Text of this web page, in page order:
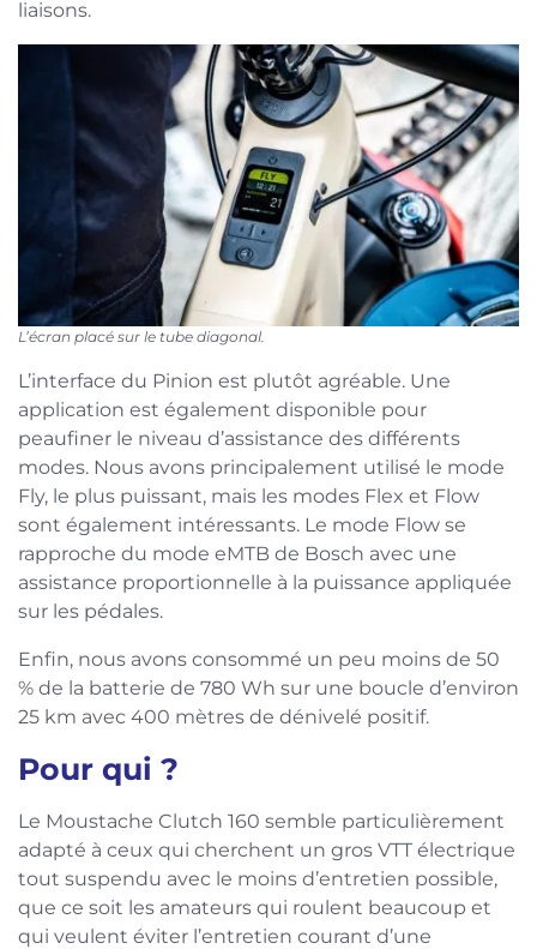
liaisons.
L’écran placé sur le tube diagonal.
L’interface du Pinion est plutôt agréable. Une
application est également disponible pour
peaufiner le niveau d’assistance des différents
modes. Nous avons principalement utilisé le mode
Fly, le plus puissant, mais les modes Flex et Flow
sont également intéressants. Le mode Flow se
rapproche du mode eMTB de Bosch avec une
assistance proportionnelle à la puissance appliquée
sur les pédales.
Enfin, nous avons consommé un peu moins de 50
% de la batterie de 780 Wh sur une boucle d’environ
25 km avec 400 mètres de dénivelé positif.
Pour qui ?
Le Moustache Clutch 160 semble particulièrement
adapté à ceux qui cherchent un gros VTT électrique
tout suspendu avec le moins d’entretien possible,
que ce soit les amateurs qui roulent beaucoup et
qui veulent éviter l’entretien courant d’une